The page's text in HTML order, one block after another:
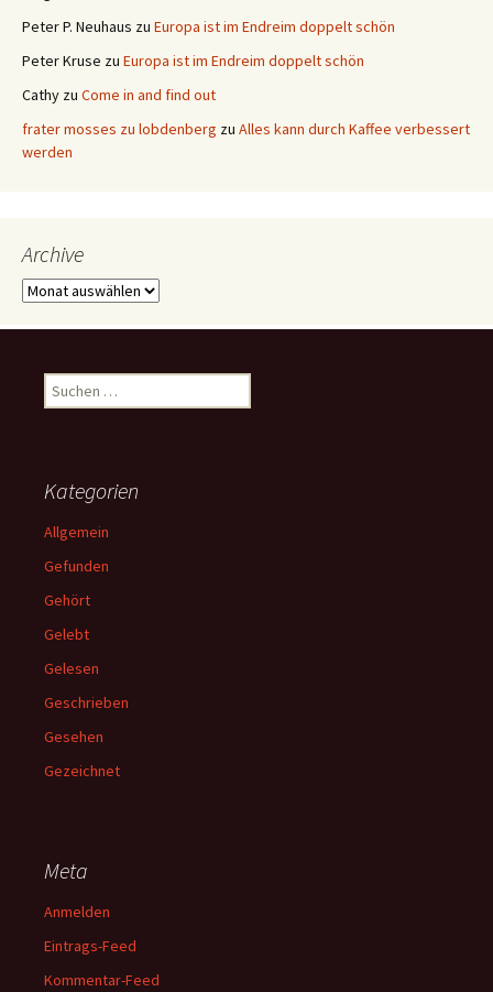
Peter P. Neuhaus zu Europa ist im Endreim doppelt schön
Peter Kruse zu Europa ist im Endreim doppelt schön
Cathy zu Come in and find out
frater mosses zu lobdenberg zu Alles kann durch Kaffee verbessert
werden
Archive
Archive
Suchen
nach:
Kategorien
Allgemein
Gefunden
Gehört
Gelebt
Gelesen
Geschrieben
Gesehen
Gezeichnet
Meta
Anmelden
Eintrags-Feed
Kommentar-Feed